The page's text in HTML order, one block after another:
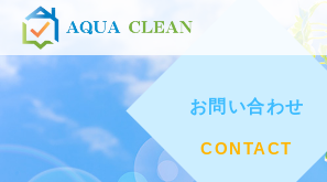
お問い合わせ
CONTACT